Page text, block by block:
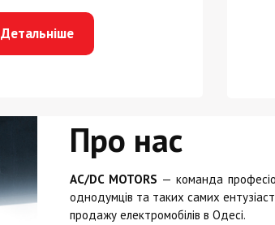
Детальніше
Про нас
AC/DC MOTORS — команда
однодумців та таких самих
продажу електромобілів в Одесі.